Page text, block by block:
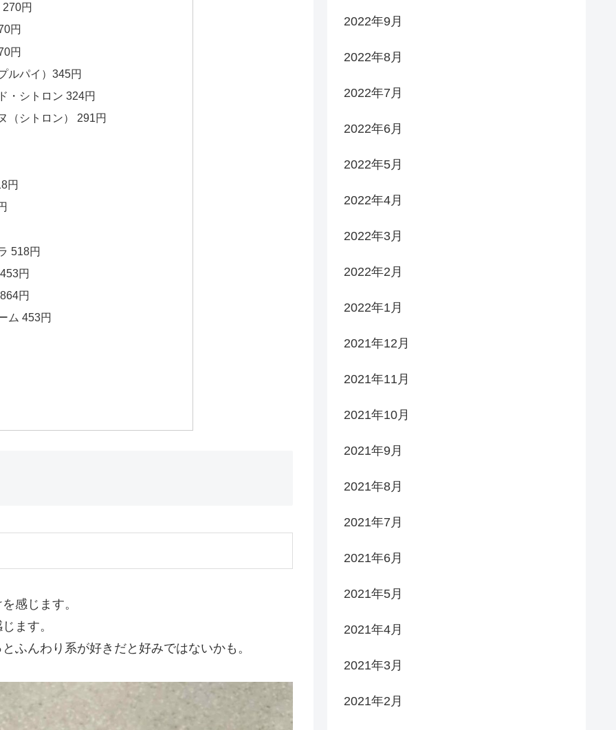
円
円
円
ルパイ）345円
・シトロン 324円
（シトロン） 291円
円
518円
円
円
ム 453円
感じます。
ます。
ふんわり系が好きだと好みではないかも。
2022年9月
2022年8月
2022年7月
2022年6月
2022年5月
2022年4月
2022年3月
2022年2月
2022年1月
2021年12月
2021年11月
2021年10月
2021年9月
2021年8月
2021年7月
2021年6月
2021年5月
2021年4月
2021年3月
2021年2月